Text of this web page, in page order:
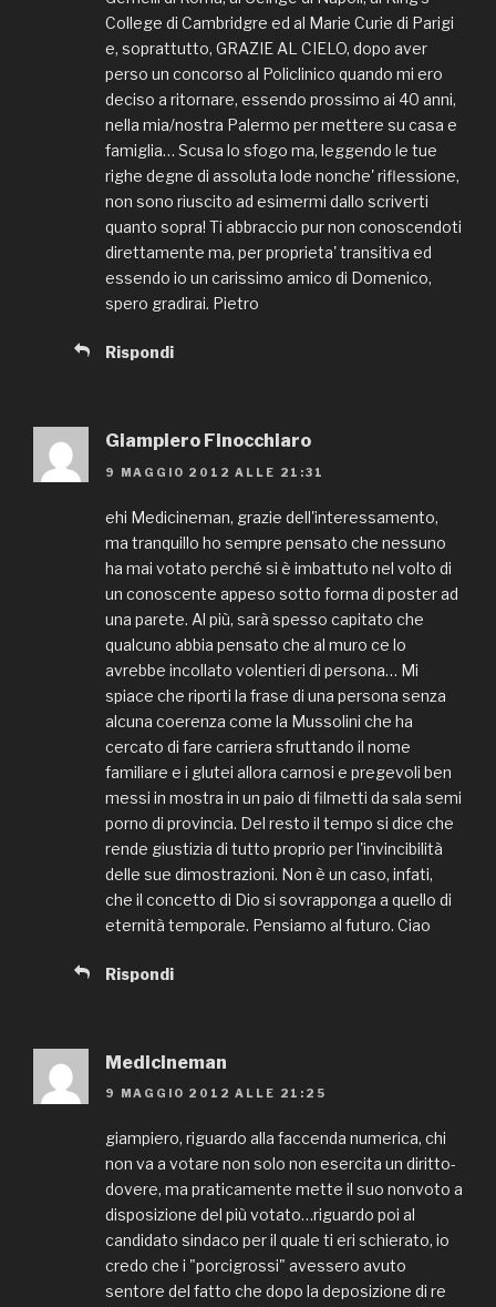
College di Cambridgre ed al Marie Curie di Parigi
e, soprattutto, GRAZIE AL CIELO, dopo aver
perso un concorso al Policlinico quando mi ero
deciso a ritornare, essendo prossimo ai 40 anni,
nella mia/nostra Palermo per mettere su casa e
famiglia… Scusa lo sfogo ma, leggendo le tue
righe degne di assoluta lode nonche' riflessione,
non sono riuscito ad esimermi dallo scriverti
quanto sopra! Ti abbraccio pur non conoscendoti
direttamente ma, per proprieta' transitiva ed
essendo io un carissimo amico di Domenico,
spero gradirai. Pietro
Rispondi
Giampiero Finocchiaro
9 MAGGIO 2012 ALLE 21:31
ehi Medicineman, grazie dell'interessamento,
ma tranquillo ho sempre pensato che nessuno
ha mai votato perché si è imbattuto nel volto di
un conoscente appeso sotto forma di poster ad
una parete. Al più, sarà spesso capitato che
qualcuno abbia pensato che al muro ce lo
avrebbe incollato volentieri di persona… Mi
spiace che riporti la frase di una persona senza
alcuna coerenza come la Mussolini che ha
cercato di fare carriera sfruttando il nome
familiare e i glutei allora carnosi e pregevoli ben
messi in mostra in un paio di filmetti da sala semi
porno di provincia. Del resto il tempo si dice che
rende giustizia di tutto proprio per l'invincibilità
delle sue dimostrazioni. Non è un caso, infati,
che il concetto di Dio si sovrapponga a quello di
eternità temporale. Pensiamo al futuro. Ciao
Rispondi
Medicineman
9 MAGGIO 2012 ALLE 21:25
giampiero, riguardo alla faccenda numerica, chi
non va a votare non solo non esercita un diritto-
dovere, ma praticamente mette il suo nonvoto a
disposizione del più votato…riguardo poi al
candidato sindaco per il quale ti eri schierato, io
credo che i "porcigrossi" avessero avuto
sentore del fatto che dopo la deposizione di re